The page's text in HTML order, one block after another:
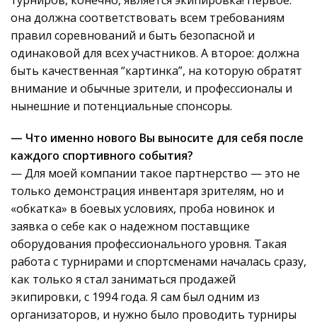
она должна соответствовать всем требованиям
правил соревнований и быть безопасной и
одинаковой для всех участников. А второе: должна
быть качественная “картинка”, на которую обратят
внимание и обычные зрители, и профессионалы и
нынешние и потенциальные спонсоры.
— Что именно нового Вы выносите для себя после
каждого спортивного события?
— Для моей компании такое партнерство — это не
только демонстрация инвентаря зрителям, но и
«обкатка» в боевых условиях, проба новинок и
заявка о себе как о надежном поставщике
оборудования профессионального уровня. Такая
работа с турнирами и спортсменами началась сразу,
как только я стал заниматься продажей
экипировки, с 1994 года. Я сам был одним из
организаторов, и нужно было проводить турниры